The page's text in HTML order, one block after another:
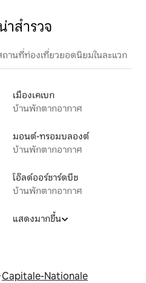
สำรวจ
ถานที่ท่องเที่ยวยอดนิยมในละแวก
เมืองเคเบก
บ้านพักตากอากาศ
มอนต์-ทรอมบลองต์
บ้านพักตากอากาศ
โอ๊ลด์ออร์ชาร์ดบีช
บ้านพักตากอากาศ
แสดงมากขึ้น
Capitale-Nationale